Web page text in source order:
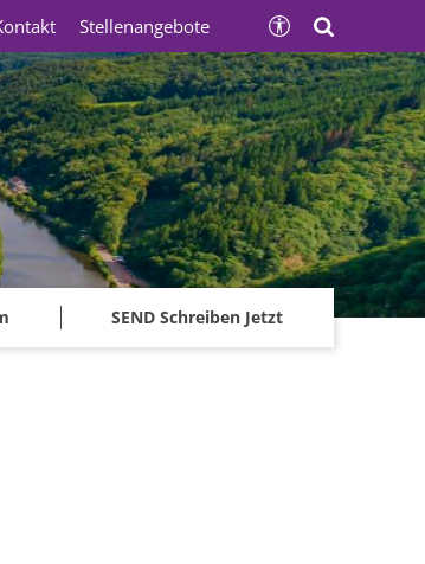
SEND Schreiben Jetzt
Stellenangebote